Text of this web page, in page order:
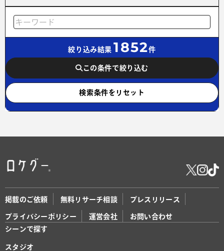
絞り込み結果 1852件
この条件で絞り込む
検索条件をリセット
掲載のご依頼 無料リサーチ相談 プレスリリース
プライバシーポリシー 運営会社
お問い合わせ
シーンで探す
スタジオ